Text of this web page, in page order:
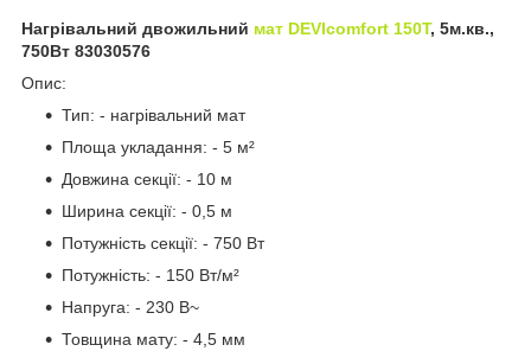
Нагрівальний двожильний мат DEVIcomfort 150T, 5м.кв.,
750Вт 83030576
Опис:
Тип: - нагрівальний мат
Площа укладання: - 5 м²
Довжина секції: - 10 м
Ширина секції: - 0,5 м
Потужність секції: - 750 Вт
Потужність: - 150 Вт/м²
Напруга: - 230 В~
Товщина мату: - 4,5 мм